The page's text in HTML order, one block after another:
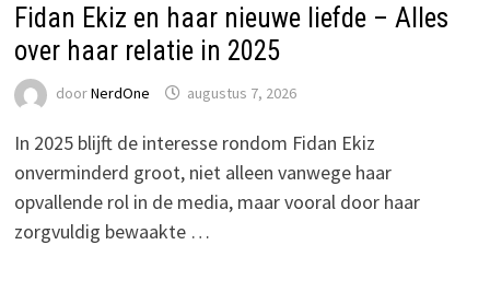
Fidan Ekiz en haar nieuwe liefde – Alles
over haar relatie in 2025
doorNerdOne augustus 7, 2026
In 2025 blijft de interesse rondom Fidan Ekiz
onverminderd groot, niet alleen vanwege haar
opvallende rol in de media, maar vooral door haar
zorgvuldig bewaakte …